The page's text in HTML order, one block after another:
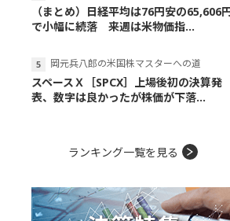
（まとめ）日経平均は76円安の65,606
で小幅に続落 来週は米物価指...
岡元兵八郎の米国株マスターへの道
スペースＸ［SPCX］上場後初の決算発
表、数字は良かったが株価が下落...
ランキング一覧を見る